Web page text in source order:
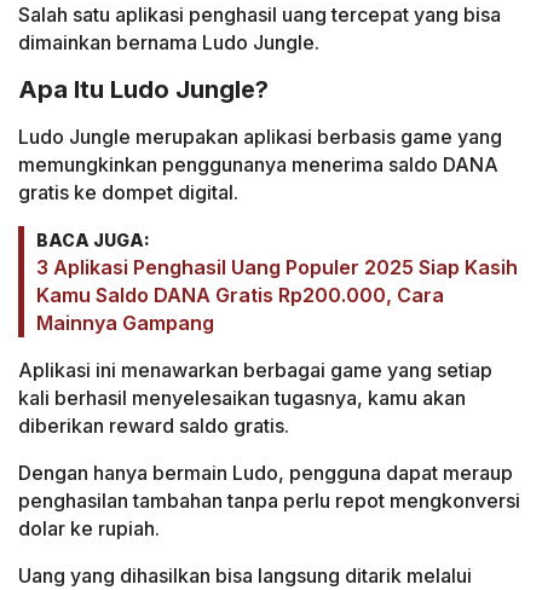
Salah satu aplikasi penghasil uang tercepat yang bisa
dimainkan bernama Ludo Jungle.
Apa Itu Ludo Jungle?
Ludo Jungle merupakan aplikasi berbasis game yang
memungkinkan penggunanya menerima saldo DANA
gratis ke dompet digital.
BACA JUGA:
3 Aplikasi Penghasil Uang Populer 2025 Siap Kasih
Kamu Saldo DANA Gratis Rp200.000, Cara
Mainnya Gampang
Aplikasi ini menawarkan berbagai game yang setiap
kali berhasil menyelesaikan tugasnya, kamu akan
diberikan reward saldo gratis.
Dengan hanya bermain Ludo, pengguna dapat meraup
penghasilan tambahan tanpa perlu repot mengkonversi
dolar ke rupiah.
Uang yang dihasilkan bisa langsung ditarik melalui